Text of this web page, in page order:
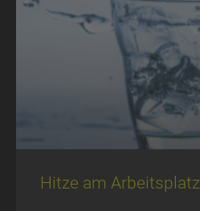
Hitze am Arbeitsplatz